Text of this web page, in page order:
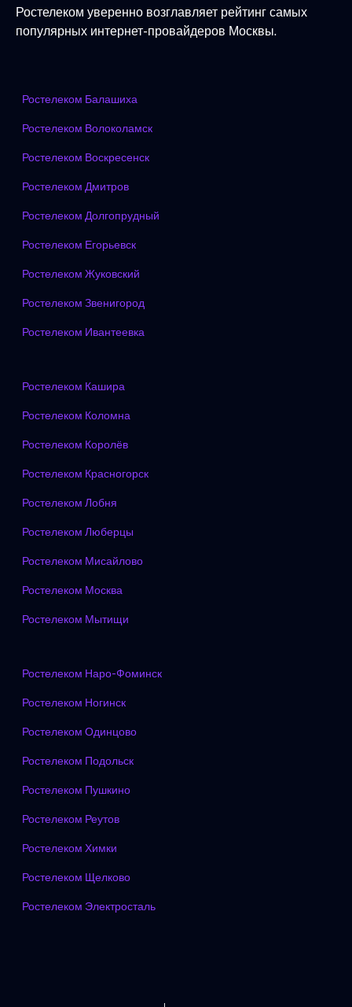
Ростелеком уверенно возглавляет рейтинг самых
популярных интернет-провайдеров Москвы.
Ростелеком Балашиха
Ростелеком Волоколамск
Ростелеком Воскресенск
Ростелеком Дмитров
Ростелеком Долгопрудный
Ростелеком Егорьевск
Ростелеком Жуковский
Ростелеком Звенигород
Ростелеком Ивантеевка
Ростелеком Кашира
Ростелеком Коломна
Ростелеком Королёв
Ростелеком Красногорск
Ростелеком Лобня
Ростелеком Люберцы
Ростелеком Мисайлово
Ростелеком Москва
Ростелеком Мытищи
Ростелеком Наро-Фоминск
Ростелеком Ногинск
Ростелеком Одинцово
Ростелеком Подольск
Ростелеком Пушкино
Ростелеком Реутов
Ростелеком Химки
Ростелеком Щелково
Ростелеком Электросталь